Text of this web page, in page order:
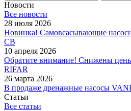
Новости
Все новости
28 июля 2026
Новинка! Самовсасывающие
СВ
10 апреля 2026
Обратите внимание! Снижены
RIFAR
26 марта 2026
В продаже дренажные насосы
Статьи
Все статьи